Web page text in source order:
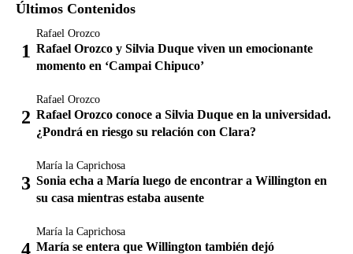
Últimos Contenidos
Rafael Orozco
Rafael Orozco y Silvia Duque viven un emocionante
momento en ‘Campai Chipuco’
Rafael Orozco
Rafael Orozco conoce a Silvia Duque en la universidad.
¿Pondrá en riesgo su relación con Clara?
María la Caprichosa
Sonia echa a María luego de encontrar a Willington en
su casa mientras estaba ausente
María la Caprichosa
María se entera que Willington también dejó